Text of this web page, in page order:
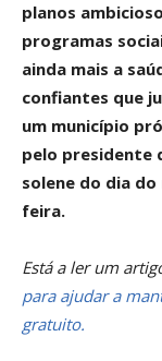
planos
programas
ainda mais a
confiantes que
um município
pelo presidente
solene do dia
feira.
Está a ler um
para ajudar a
gratuito.